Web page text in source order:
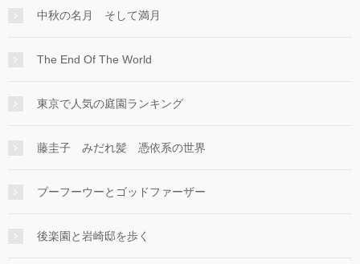
中秋の名月 そして満月
The End Of The World
東京で人気の庭園ランキング
藤圭子 みだれ髪 憑依系の世界
ブーフーウーとゴッドファーザー
後楽園と岩崎邸を歩く